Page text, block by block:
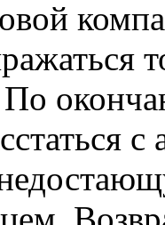
По